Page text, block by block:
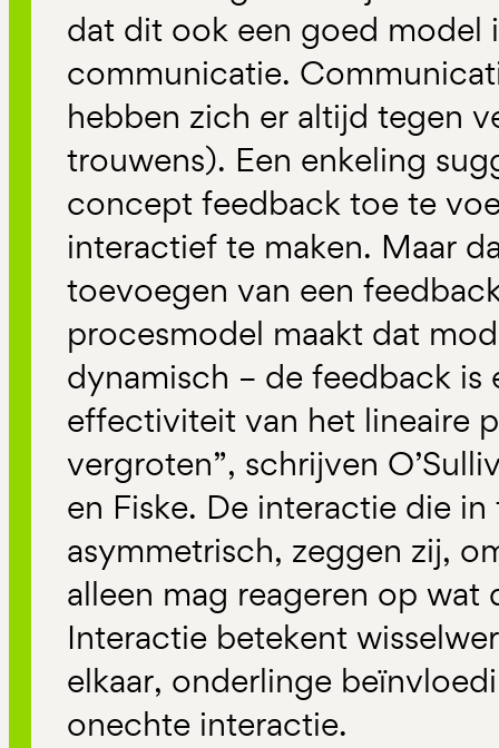
dat dit ook een goed model
communicatie.
hebben zich er altijd tegen
trouwens). Een enkeling
concept feedback toe te
interactief te maken. Maar
toevoegen van een
procesmodel maakt dat
dynamisch – de feedback is
effectiviteit van het lineaire
vergroten”, schrijven
en Fiske. De interactie die
asymmetrisch, zeggen zij,
alleen mag reageren op wat
Interactie betekent
elkaar, onderlinge
onechte interactie.